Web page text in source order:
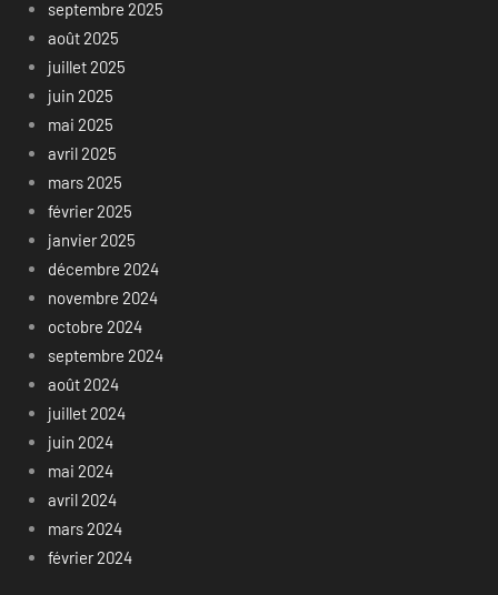
septembre 2025
août 2025
juillet 2025
juin 2025
mai 2025
avril 2025
mars 2025
février 2025
janvier 2025
décembre 2024
novembre 2024
octobre 2024
septembre 2024
août 2024
juillet 2024
juin 2024
mai 2024
avril 2024
mars 2024
février 2024